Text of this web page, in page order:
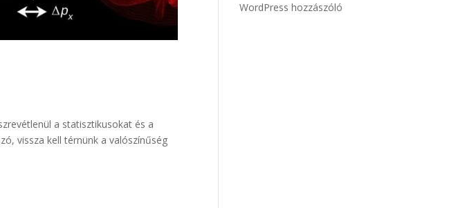
a statisztikusokat és a
vissza kell térnünk a valószínűség
WordPress hozzászóló